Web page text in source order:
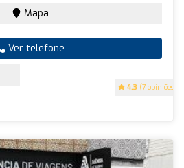
4.3 (7 opiniões)
Mapa
Ver telefone